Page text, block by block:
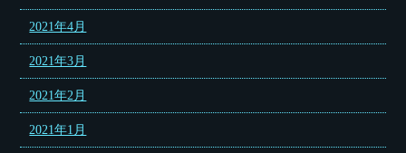
2021年4月
2021年3月
2021年2月
2021年1月